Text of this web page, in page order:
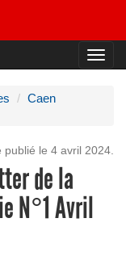
Caen
publié le 4 avril 2024.
de la
N°1 Avril